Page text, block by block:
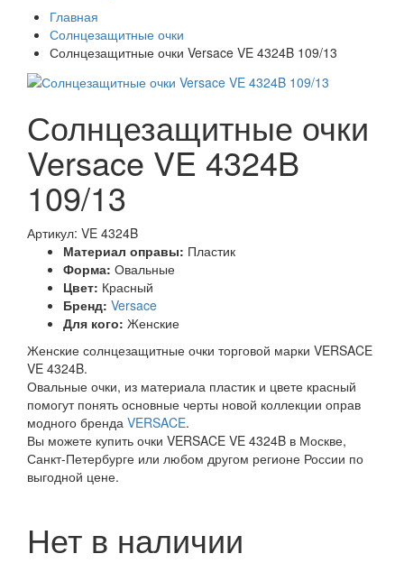
Главная
Солнцезащитные очки
Солнцезащитные очки Versace VE 4324B 109/13
Солнцезащитные очки
Versace VE 4324B
109/13
Артикул: VE 4324B
Материал оправы: Пластик
Форма: Овальные
Цвет: Красный
Бренд: Versace
Для кого: Женские
Женские солнцезащитные очки торговой марки VERSACE
VE 4324B.
Овальные очки, из материала пластик и цвете красный
помогут понять основные черты новой коллекции оправ
модного бренда VERSACE.
Вы можете купить очки VERSACE VE 4324B в Москве,
Санкт-Петербурге или любом другом регионе России по
выгодной цене.
Нет в наличии